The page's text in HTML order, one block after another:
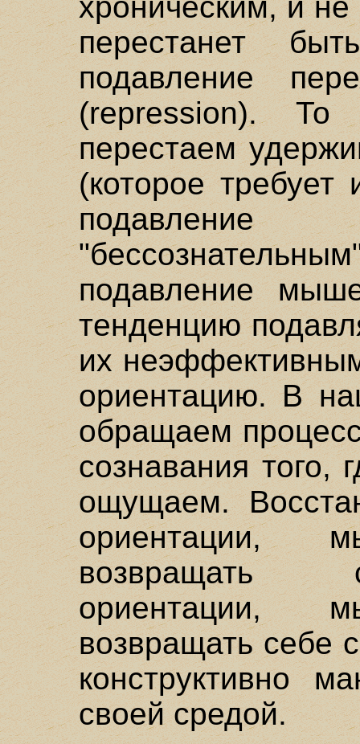
хроническим, и
перестанет
подавление
(repression).
перестаем
(которое требует
подавление
тенденцию
их
ориентацию. В
обращаем
сознавания того,
ощущаем.
ориентации,
возвращать
ориентации,
возвращать себе
конструктивно
своей средой.